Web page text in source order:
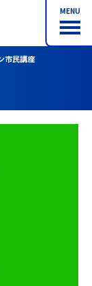
MENU
市民講座